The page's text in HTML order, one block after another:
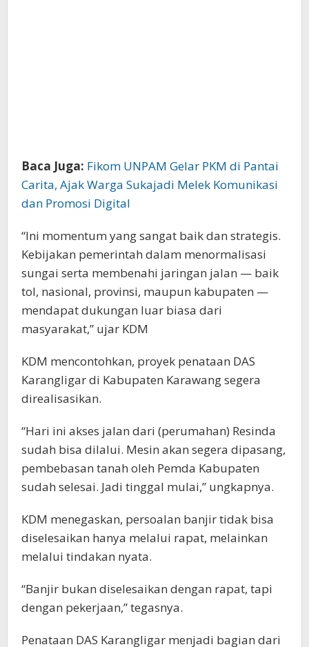
Baca Juga: Fikom UNPAM Gelar PKM di Pantai
Carita, Ajak Warga Sukajadi Melek Komunikasi
dan Promosi Digital
“Ini momentum yang sangat baik dan strategis.
Kebijakan pemerintah dalam menormalisasi
sungai serta membenahi jaringan jalan — baik
tol, nasional, provinsi, maupun kabupaten —
mendapat dukungan luar biasa dari
masyarakat,” ujar KDM
KDM mencontohkan, proyek penataan DAS
Karangligar di Kabupaten Karawang segera
direalisasikan.
“Hari ini akses jalan dari (perumahan) Resinda
sudah bisa dilalui. Mesin akan segera dipasang,
pembebasan tanah oleh Pemda Kabupaten
sudah selesai. Jadi tinggal mulai,” ungkapnya.
KDM menegaskan, persoalan banjir tidak bisa
diselesaikan hanya melalui rapat, melainkan
melalui tindakan nyata.
“Banjir bukan diselesaikan dengan rapat, tapi
dengan pekerjaan,” tegasnya.
Penataan DAS Karangligar menjadi bagian dari